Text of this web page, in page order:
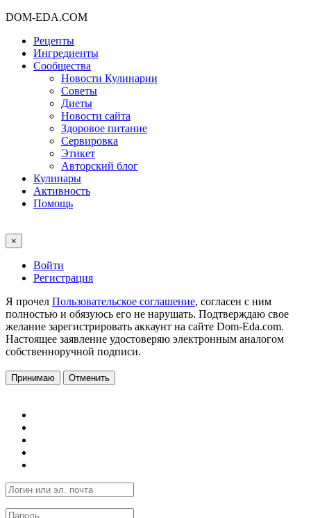
DOM-EDA.COM
Рецепты
Ингредиенты
Сообщества
Новости Кулинарии
Советы
Диеты
Новости сайта
Здоровое питание
Сервировка
Этикет
Авторский блог
Кулинары
Активность
Помощь
×
Войти
Регистрация
Я прочел Пользовательское соглашение, согласен с ним
полностью и обязуюсь его не нарушать. Подтверждаю свое
желание зарегистрировать аккаунт на сайте Dom-Eda.com.
Настоящее заявление удостоверяю электронным аналогом
собственноручной подписи.
Принимаю Отменить